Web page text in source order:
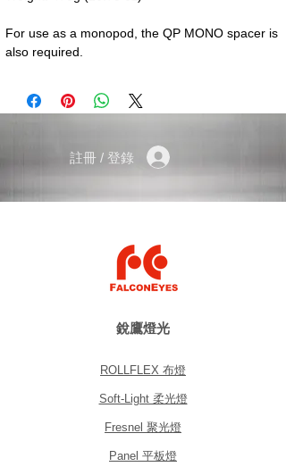
For use as a monopod, the QP MONO spacer is
also required.
註冊 / 登錄
銳鷹燈光
ROLLFLEX 布燈
Soft-Light 柔光燈
Fresnel 聚光燈
Panel 平板燈